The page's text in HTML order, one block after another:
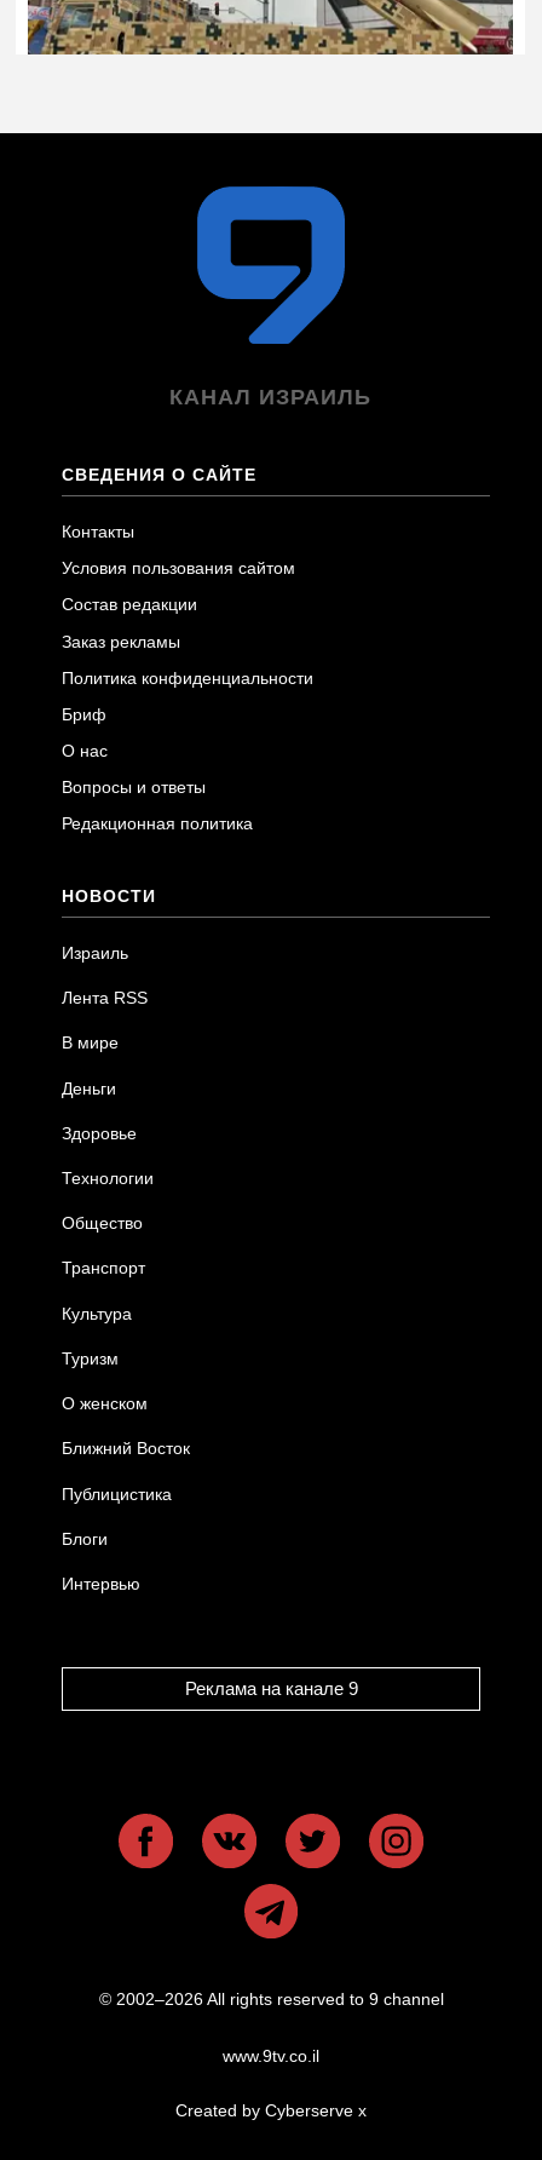
КАНАЛ ИЗРАИЛЬ
СВЕДЕНИЯ О САЙТЕ
Контакты
Условия пользования сайтом
Состав редакции
Заказ рекламы
Политика конфиденциальности
Бриф
О нас
Вопросы и ответы
Редакционная политика
НОВОСТИ
Израиль
Лента RSS
В мире
Деньги
Здоровье
Технологии
Общество
Транспорт
Культура
Туризм
О женском
Ближний Восток
Публицистика
Блоги
Интервью
Реклама на канале 9
© 2002–2026 All rights reserved to 9 channel
www.9tv.co.il
Created by Cyberserve x